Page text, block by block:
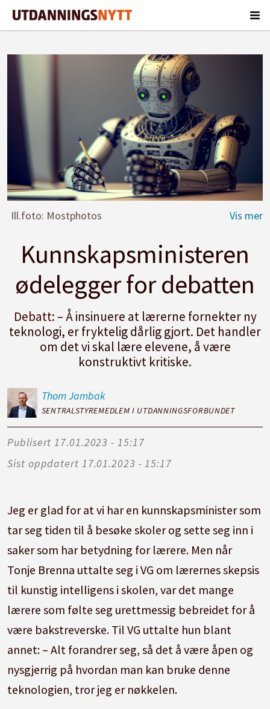
Ill.foto: Mostphotos
Kunnskapsministeren
ødelegger for debatten
Debatt: – Å insinuere at lærerne fornekter ny
teknologi, er fryktelig dårlig gjort. Det handler
om det vi skal lære elevene, å være
konstruktivt kritiske.
ThomJambak
SENTRALSTYREMEDLEM I UTDANNINGSFORBUNDET
Publisert
17.01.2023 - 15:17
Sist oppdatert
17.01.2023 - 15:17
Jeg er glad for at vi har en kunnskapsminister som
tar seg tiden til å besøke skoler og sette seg inn i
saker som har betydning for lærere. Men når
Tonje Brenna uttalte seg i VG om lærernes skepsis
til kunstig intelligens i skolen, var det mange
lærere som følte seg urettmessig bebreidet for å
være bakstreverske. Til VG uttalte hun blant
annet: – Alt forandrer seg, så det å være åpen og
nysgjerrig på hvordan man kan bruke denne
teknologien, tror jeg er nøkkelen.